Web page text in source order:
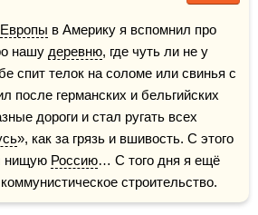
Европы в Америку я вспомнил про
нашу деревню, где чуть ли не у
спит телок на соломе или свинья с
после германских и бельгийских
дороги и стал ругать всех
», как за грязь и вшивость. С этого
нищую Россию… С того дня я ещё
строительство.